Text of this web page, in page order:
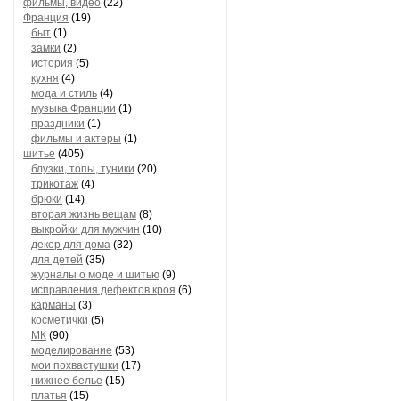
фильмы, видео (22)
Франция (19)
быт (1)
замки (2)
история (5)
кухня (4)
мода и стиль (4)
музыка Франции (1)
праздники (1)
фильмы и актеры (1)
шитье (405)
блузки, топы, туники (20)
трикотаж (4)
брюки (14)
вторая жизнь вещам (8)
выкройки для мужчин (10)
декор для дома (32)
для детей (35)
журналы о моде и шитью (9)
исправления дефектов кроя (6)
карманы (3)
косметички (5)
МК (90)
моделирование (53)
мои похвастушки (17)
нижнее белье (15)
платья (15)